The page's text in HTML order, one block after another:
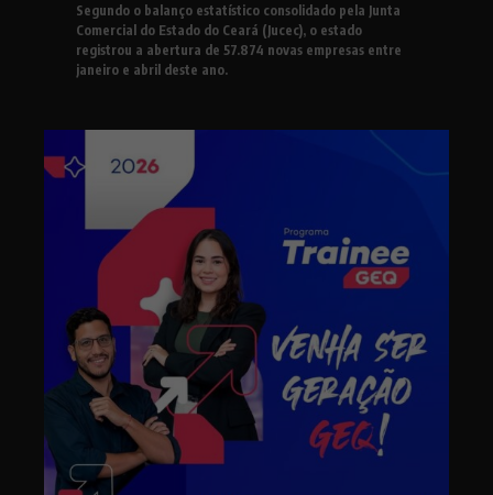
Segundo o balanço estatístico consolidado pela Junta
Comercial do Estado do Ceará (Jucec), o estado
registrou a abertura de 57.874 novas empresas entre
janeiro e abril deste ano.